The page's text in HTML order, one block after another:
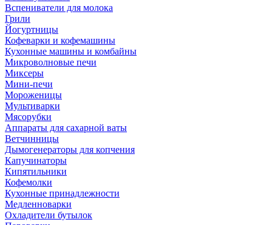
Вспениватели для молока
Грили
Йогуртницы
Кофеварки и кофемашины
Кухонные машины и комбайны
Микроволновые печи
Миксеры
Мини-печи
Мороженицы
Мультиварки
Мясорубки
Аппараты для сахарной ваты
Ветчинницы
Дымогенераторы для копчения
Капучинаторы
Кипятильники
Кофемолки
Кухонные принадлежности
Медленноварки
Охладители бутылок